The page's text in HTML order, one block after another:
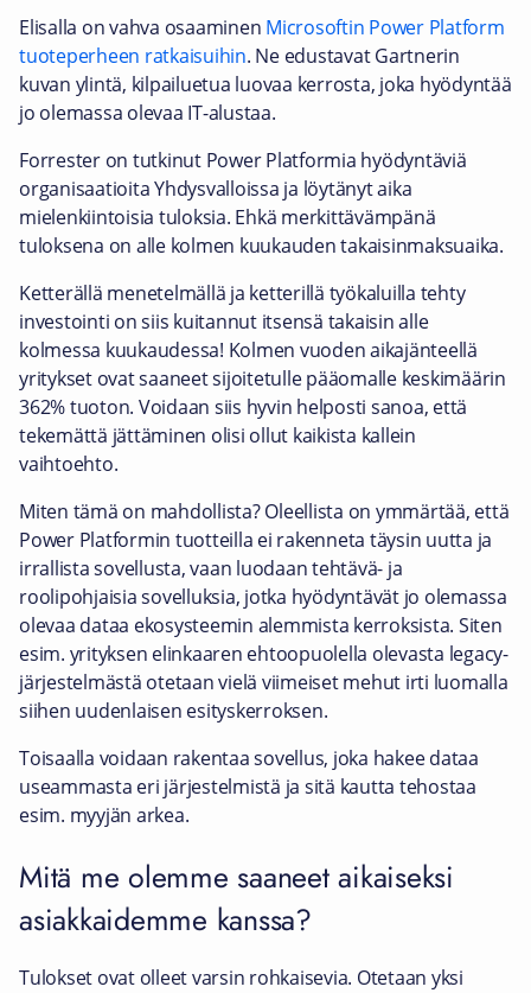
Elisalla on vahva osaaminen Microsoftin Power Platform
tuoteperheen ratkaisuihin. Ne edustavat Gartnerin
kuvan ylintä, kilpailuetua luovaa kerrosta, joka hyödyntää
jo olemassa olevaa IT-alustaa.
Forrester on tutkinut Power Platformia hyödyntäviä
organisaatioita Yhdysvalloissa ja löytänyt aika
mielenkiintoisia tuloksia. Ehkä merkittävämpänä
tuloksena on alle kolmen kuukauden takaisinmaksuaika.
Ketterällä menetelmällä ja ketterillä työkaluilla tehty
investointi on siis kuitannut itsensä takaisin alle
kolmessa kuukaudessa! Kolmen vuoden aikajänteellä
yritykset ovat saaneet sijoitetulle pääomalle keskimäärin
362% tuoton. Voidaan siis hyvin helposti sanoa, että
tekemättä jättäminen olisi ollut kaikista kallein
vaihtoehto.
Miten tämä on mahdollista? Oleellista on ymmärtää, että
Power Platformin tuotteilla ei rakenneta täysin uutta ja
irrallista sovellusta, vaan luodaan tehtävä- ja
roolipohjaisia sovelluksia, jotka hyödyntävät jo olemassa
olevaa dataa ekosysteemin alemmista kerroksista. Siten
esim. yrityksen elinkaaren ehtoopuolella olevasta legacy-
järjestelmästä otetaan vielä viimeiset mehut irti luomalla
siihen uudenlaisen esityskerroksen.
Toisaalla voidaan rakentaa sovellus, joka hakee dataa
useammasta eri järjestelmistä ja sitä kautta tehostaa
esim. myyjän arkea.
Mitä me olemme saaneet aikaiseksi
asiakkaidemme kanssa?
Tulokset ovat olleet varsin rohkaisevia. Otetaan yksi